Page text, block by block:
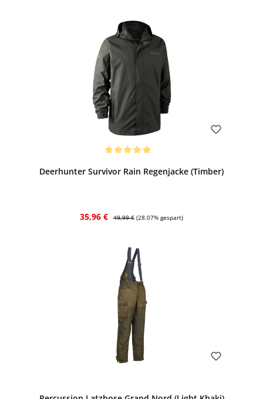
Deerhunter Survivor Rain Regenjacke (Timber)
Verkaufspreis:
35,96 € Regulärer Preis:
49,99 € (28.07% gespart)